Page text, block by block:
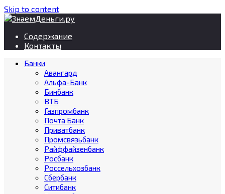
Skip to content
Содержание
Контакты
Банки
Авангард
Альфа-Банк
Бинбанк
ВТБ
Газпромбанк
Почта Банк
Приватбанк
Промсвязьбанк
Райффайзенбанк
Росбанк
Россельхозбанк
Сбербанк
Ситибанк